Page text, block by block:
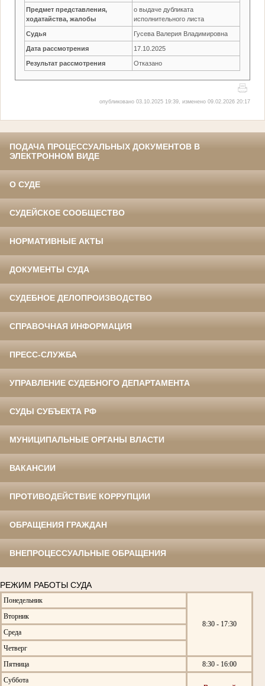
Предмет представления,
ходатайства, жалобы
о выдаче дубликата
исполнительного листа
Судья Гусева Валерия Владимировна
Дата рассмотрения 17.10.2025
Результат рассмотрения Отказано
опубликовано 03.10.2025 19:39, изменено 09.02.2026 20:17
ПОДАЧА ПРОЦЕССУАЛЬНЫХ ДОКУМЕНТОВ В
ЭЛЕКТРОННОМ ВИДЕ
О СУДЕ
СУДЕЙСКОЕ СООБЩЕСТВО
НОРМАТИВНЫЕ АКТЫ
ДОКУМЕНТЫ СУДА
СУДЕБНОЕ ДЕЛОПРОИЗВОДСТВО
СПРАВОЧНАЯ ИНФОРМАЦИЯ
ПРЕСС-СЛУЖБА
УПРАВЛЕНИЕ СУДЕБНОГО ДЕПАРТАМЕНТА
СУДЫ СУБЪЕКТА РФ
МУНИЦИПАЛЬНЫЕ ОРГАНЫ ВЛАСТИ
ВАКАНСИИ
ПРОТИВОДЕЙСТВИЕ КОРРУПЦИИ
ОБРАЩЕНИЯ ГРАЖДАН
ВНЕПРОЦЕССУАЛЬНЫЕ ОБРАЩЕНИЯ
РЕЖИМ РАБОТЫ СУДА
Понедельник
8:30 - 17:30
Вторник
Среда
Четверг
Пятница
8:30 - 16:00
Суббота